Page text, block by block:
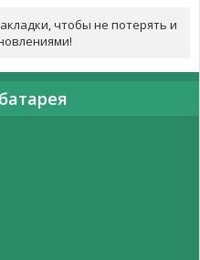
чтобы не потерять и